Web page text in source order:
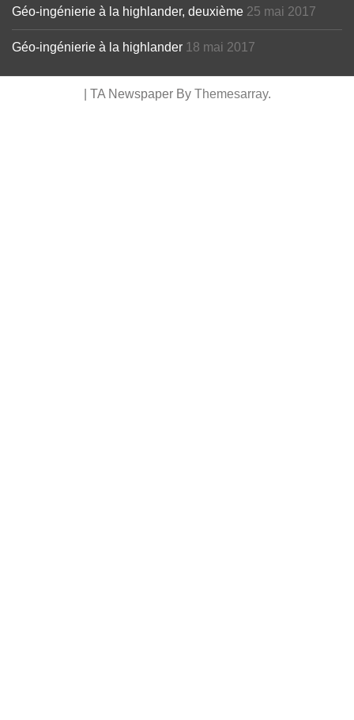
Géo-ingénierie à la highlander, deuxième 25 mai 2017
Géo-ingénierie à la highlander 18 mai 2017
TA Newspaper By Themesarray.